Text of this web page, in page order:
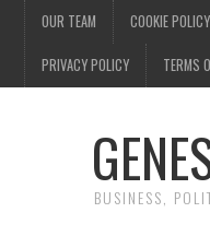
OUR TEAM COOKIE POLICY
PRIVACY POLICY TERMS
BUSINESS,